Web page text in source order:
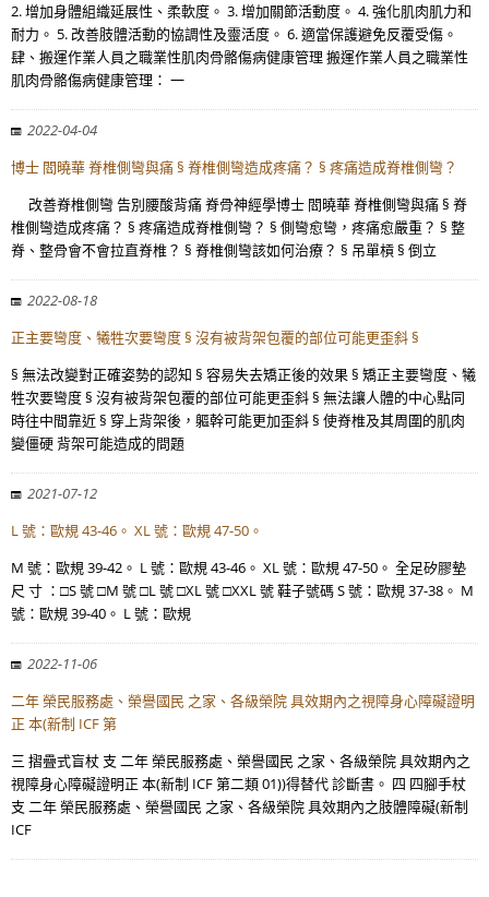
2. 增加身體組織延展性、柔軟度。 3. 增加關節活動度。 4. 強化肌肉肌力和
耐力。 5. 改善肢體活動的協調性及靈活度。 6. 適當保護避免反覆受傷。
肆、搬運作業人員之職業性肌肉骨骼傷病健康管理 搬運作業人員之職業性
肌肉骨骼傷病健康管理： 一
2022-04-04
博士 閻曉華 脊椎側彎與痛 § 脊椎側彎造成疼痛？ § 疼痛造成脊椎側彎？
改善脊椎側彎 告別腰酸背痛 脊骨神經學博士 閻曉華 脊椎側彎與痛 § 脊
椎側彎造成疼痛？ § 疼痛造成脊椎側彎？ § 側彎愈彎，疼痛愈嚴重？ § 整
脊、整骨會不會拉直脊椎？ § 脊椎側彎該如何治療？ § 吊單槓 § 倒立
2022-08-18
正主要彎度、犧牲次要彎度 § 沒有被背架包覆的部位可能更歪斜 §
§ 無法改變對正確姿勢的認知 § 容易失去矯正後的效果 § 矯正主要彎度、犧
牲次要彎度 § 沒有被背架包覆的部位可能更歪斜 § 無法讓人體的中心點同
時往中間靠近 § 穿上背架後，軀幹可能更加歪斜 § 使脊椎及其周圍的肌肉
變僵硬 背架可能造成的問題
2021-07-12
L 號：歐規 43-46。 XL 號：歐規 47-50。
M 號：歐規 39-42。 L 號：歐規 43-46。 XL 號：歐規 47-50。 全足矽膠墊
尺 寸 ：□S 號 □M 號 □L 號 □XL 號 □XXL 號 鞋子號碼 S 號：歐規 37-38。 M
號：歐規 39-40。 L 號：歐規
2022-11-06
二年 榮民服務處、榮譽國民 之家、各級榮院 具效期內之視障身心障礙證明
正 本(新制 ICF 第
三 摺疊式盲杖 支 二年 榮民服務處、榮譽國民 之家、各級榮院 具效期內之
視障身心障礙證明正 本(新制 ICF 第二類 01))得替代 診斷書。 四 四腳手杖
支 二年 榮民服務處、榮譽國民 之家、各級榮院 具效期內之肢體障礙(新制
ICF